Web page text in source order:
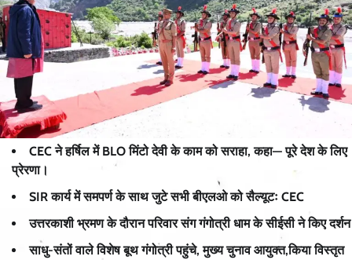
CEC ने हर्षिल में BLO मिंटो देवी के काम को सराहा, कहा— पूरे देश के लिए
प्रेरणा।
SIR कार्य में समपर्ण के साथ जुटे सभी बीएलओ को सैल्यूटः CEC
उत्तरकाशी भ्रमण के दौरान परिवार संग गंगोत्री धाम के सीईसी ने किए दर्शन
साधु-संतों वाले विशेष बूथ गंगोत्री पहुंचे, मुख्य चुनाव आयुक्त,किया विस्तृत